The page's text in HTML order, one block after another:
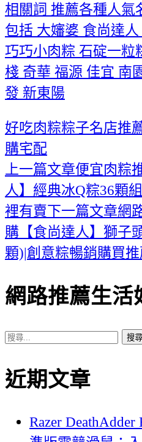
相關詞 推薦各種人氣
包括 大嬸婆 食尚達
巧巧小肉粽 石碇一粒
棧 奇華 福源 佳宜 南
發 新東陽
好吃肉粽粽子名店推
購宅配
文
章
導
覽
上一篇文章便宜肉粽
人】經典冰Q粽36顆
裡有賣下一篇文章網
購【食尚達人】獅子
顆)|創意粽暢銷購買
網路推薦生活
搜
關
字:
近期文章
Razer